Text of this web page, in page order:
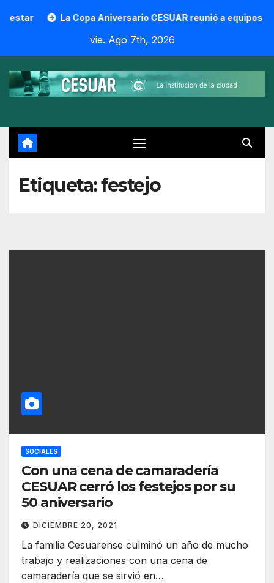
Aniversario CESUAR reunió a equipos de la región en una
vie. Ago 7th, 2026
Etiqueta:festejo
SOCIALES
Con una cena de camaradería
CESUAR cerró los festejos por su
50 aniversario
DICIEMBRE 20, 2021
La familia Cesuarense culminó un año de mucho
trabajo y realizaciones con una cena de
camaradería que se sirvió en…